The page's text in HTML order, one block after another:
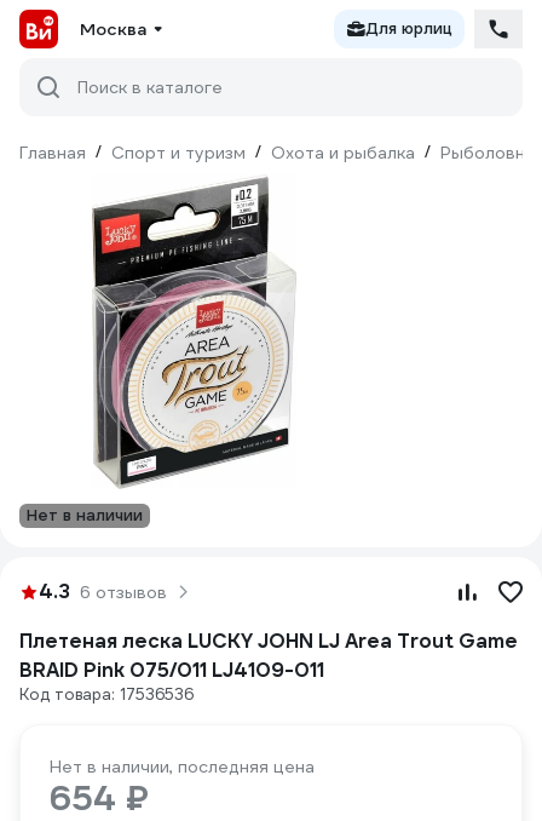
Москва Для юрлиц
Поиск в каталоге
Главная / Спорт и туризм / Охота и рыбалка /
Нет в наличии
4.3 6 отзывов
Плетеная леска LUCKY JOHN LJ Area Trout Game
BRAID Pink 075/011 LJ4109-011
Код товара: 17536536
Нет в наличии, последняя цена
654 ₽